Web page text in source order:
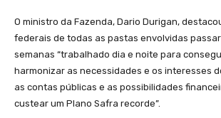
O ministro da Fazenda, Dario Durigan,
federais de todas as pastas envolvidas
semanas “trabalhado dia e noite para
harmonizar as necessidades e os interesses
as contas públicas e as possibilidades
custear um Plano Safra recorde”.